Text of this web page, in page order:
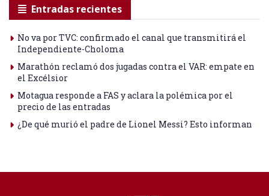
Entradas recientes
No va por TVC: confirmado el canal que transmitirá el
Independiente-Choloma
Marathón reclamó dos jugadas contra el VAR: empate en
el Excélsior
Motagua responde a FAS y aclara la polémica por el
precio de las entradas
¿De qué murió el padre de Lionel Messi? Esto informan